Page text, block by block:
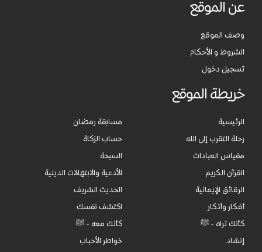
عن الموقع
وصف الموقع
الشروط و الأحكام
تسجيل دخول
خريطة الموقع
الرئيسية مسابقة رمضان
رحلة التقرب إلى الله حساب الزكاة
مقياس العبادات السبحة
القرآن الكريم الأدعية والابتهالات الدينية
الرقائق الإيمانية الحديث الشريف
أفكار وأذكار اكتشف نفسك
كأنك تراه - ﷺ كأنك معه - ﷺ
إنشاد خواطر الأحباب